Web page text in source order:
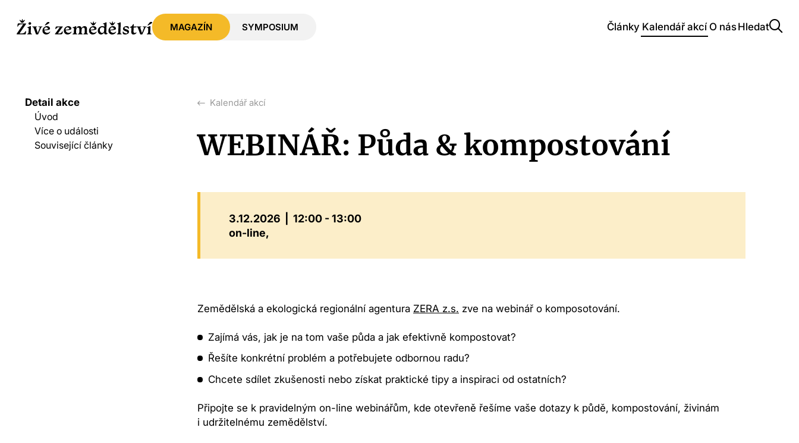
MAGAZÍN SYMPOSIUM Články Kalendář akcí O násHledat
Detail akce
Úvod
Více o události
Související články
Kalendář akcí
WEBINÁŘ: Půda & kompostování
3.12.2026
12:00 - 13:00
on-line
Zemědělská a ekologická regionální agentura ZERA z.s. zve na webinář o komposotování.
Zajímá vás, jak je na tom vaše půda a jak efektivně kompostovat?
Řešíte konkrétní problém a potřebujete odbornou radu?
Chcete sdílet zkušenosti nebo získat praktické tipy a inspiraci od ostatních?
Připojte se k pravidelným on-line webinářům, kde otevřeně řešíme vaše dotazy k půdě, kompostování, živinám
i udržitelnému zemědělství.